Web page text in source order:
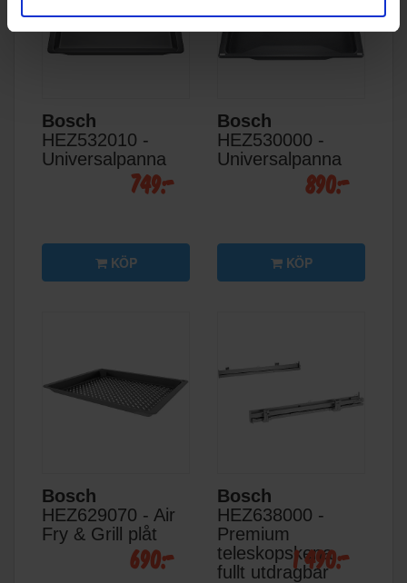
Bosch
HEZ532010 -
Universalpanna
749:-
KÖP
Bosch
HEZ530000 -
Universalpanna
890:-
KÖP
Bosch
HEZ629070 - Air
Fry & Grill plåt
690:-
Bosch
HEZ638000 -
Premium
teleskopskena
fullt utdragbar
1 490:-